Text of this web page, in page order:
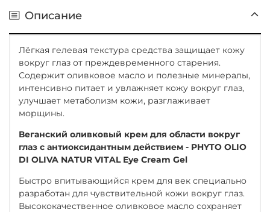
Описание
Лёгкая гелевая текстура средства защищает кожу
вокруг глаз от преждевременного старения.
Содержит оливковое масло и полезные минералы,
интенсивно питает и увлажняет кожу вокруг глаз,
улучшает метаболизм кожи, разглаживает
морщины.
Веганский оливковый крем для области вокруг
глаз с антиоксидантным действием - PHYTO OLIO
DI OLIVA NATUR VITAL Eye Cream Gel
Быстро впитывающийся крем для век специально
разработан для чувствительной кожи вокруг глаз.
Высококачественное оливковое масло сохраняет